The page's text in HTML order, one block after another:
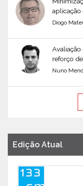
aplicação
Diogo
reforço
Nuno
Edição Atual